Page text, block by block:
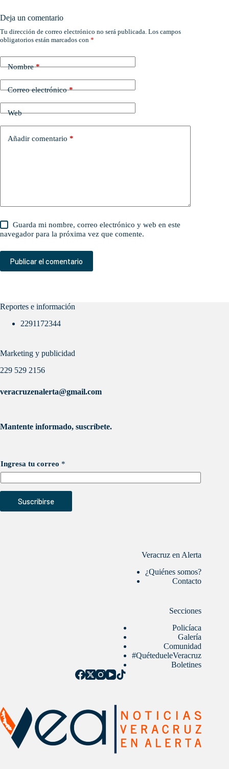
Deja un comentario
Tu dirección de correo electrónico no será publicada. Los campos
obligatorios están marcados con *
Nombre*
Correo electrónico*
Web
Añadir comentario *
Guarda mi nombre, correo electrónico y web en este
navegador para la próxima vez que comente.
Publicar el comentario
Reportes e información
2291172344
Marketing y publicidad
229 529 2156
veracruzenalerta@gmail.com
Mantente informado, suscríbete.
Ingresa tu correo *
Suscribirse
Veracruz en Alerta
¿Quiénes somos?
Contacto
Secciones
Policíaca
Galería
Comunidad
#QuétedueleVeracruz
Boletines